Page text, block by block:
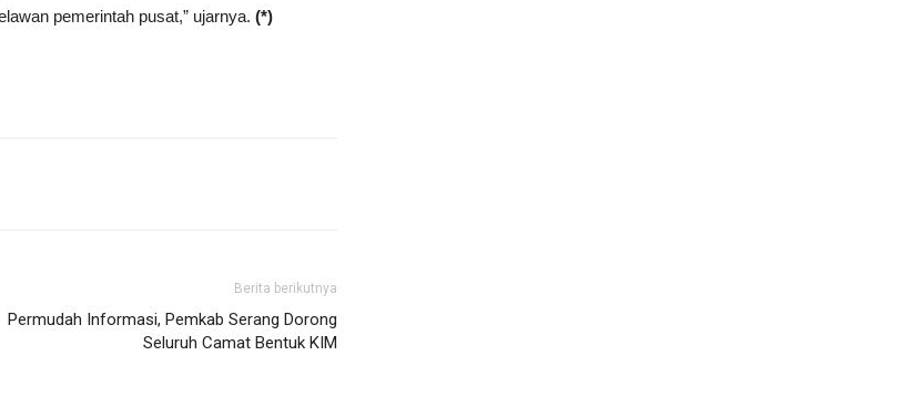
pemerintah pusat,” ujarnya. (*)
Berita berikutnya
Permudah Informasi, Pemkab Serang Dorong
Seluruh Camat Bentuk KIM